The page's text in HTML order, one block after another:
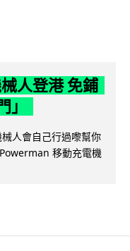
人登港 免鋪
人會自己行過嚟幫你
移動充電機